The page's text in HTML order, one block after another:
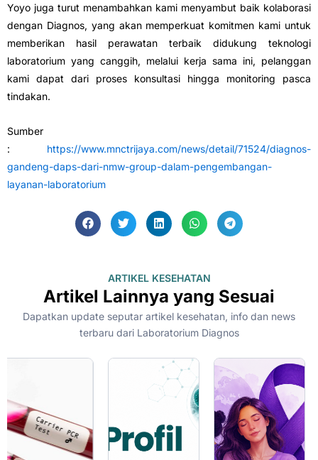
Yoyo juga turut menambahkan kami menyambut baik kolaborasi
dengan Diagnos, yang akan memperkuat komitmen kami untuk
memberikan hasil perawatan terbaik didukung teknologi
laboratorium yang canggih, melalui kerja sama ini, pelanggan
kami dapat dari proses konsultasi hingga monitoring pasca
tindakan.
Sumber
: https://www.mnctrijaya.com/news/detail/71524/diagnos-
gandeng-daps-dari-nmw-group-dalam-pengembangan-
layanan-laboratorium
ARTIKEL KESEHATAN
Artikel Lainnya yang Sesuai
Dapatkan update seputar artikel kesehatan, info dan news
terbaru dari Laboratorium Diagnos